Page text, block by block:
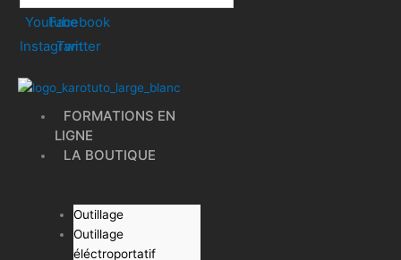
Youtube
Facebook
Instagram
Twitter
FORMATIONS EN
LIGNE
LA BOUTIQUE
Outillage
Outillage
éléctroportatif